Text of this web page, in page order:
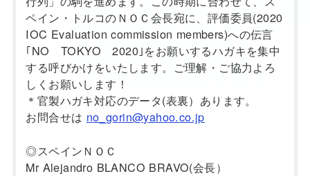
ペイン・トルコのＮＯＣ会長宛に、評価委員(2020
IOC Evaluation commission members)への伝言
｢NO TOKYO 2020｣をお願いするハガキを集中
する呼びかけをいたします。ご理解・ご協力よろ
しくお願いします！
＊官製ハガキ対応のデータ(表裏）あります。
お問合せは no_gorin@yahoo.co.jp
◎スペインＮＯＣ
Mr Alejandro BLANCO BRAVO(会長）